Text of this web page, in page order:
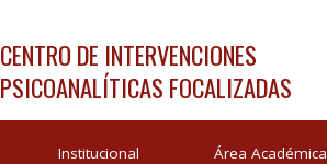
CENTRO DE INTERVENCIONES
PSICOANALÍTICAS FOCALIZADAS
Institucional Área Académica